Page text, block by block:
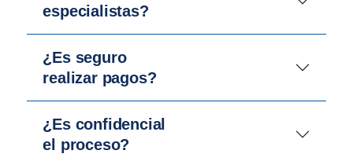
especialistas?
¿Es seguro
realizar pagos?
¿Es confidencial
el proceso?